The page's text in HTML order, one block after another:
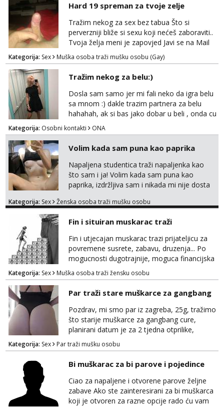
dostupna radnim danom (vikendi i noći su za
obitelj) - vodiš brigu o zdravlju i koristiš
zaštitu Ne javljajte se: - debele - frajeri i
paro...
Hard 19 spreman za tvoje zelje
Tražim nekog za sex bez tabua Što si
perverzniji bliže si sexu koji nećeš zaboraviti..
Tvoja želja meni je zapovjed Javi se na Mail
leonjeger1984@gmail.com
Kategorija: Sex Muška osoba traži mušku osobu (Gay)
Tražim nekog za belu:)
Dosla sam samo jer mi fali neko da igra belu
sa mnom :) dakle trazim partnera za belu
hahahah, ak si bas jako dobar u beli , onda cu
razmislit za dalje Klikni na link ispod i nadji me
tamo, cekam te!
Kategorija: Osobni kontakti ONA
Volim kada sam puna kao paprika
Napaljena studentica traži napaljenka kao
što sam i ja! Volim kada sam puna kao
paprika, izdržljiva sam i nikada mi nije dosta
bilo kad i bilo gdje zato se javi što prije da
tamo, cekam te!
Kategorija: Sex Ženska osoba traži mušku osobu
Fin i situiran muskarac traži
Fin i utjecajan muskarac trazi prijateljicu za
povremene susrete, zabavu, druzenja... Po
mogucnosti dugotrajnije, moguca financijska
potpora!
Kategorija: Sex Muška osoba traži žensku osobu
Par traži stare muškarce za gangbang
Pozdrav, mi smo par iz zagreba, 25g, tražimo
što starije muškarce za gangbang cure,
planirani datum je za 2 tjedna otprilike,
slobodno se javite na wapp ako odgovarate
opisu
Kategorija: Sex Par traži mušku osobu
Bi muškarac za bi parove i pojedince
Ciao za napaljene i otvorene parove željne
zabave Ako ste zainteresirani za bi muškarca
koji je otvoren za razne opcije rado ću vam